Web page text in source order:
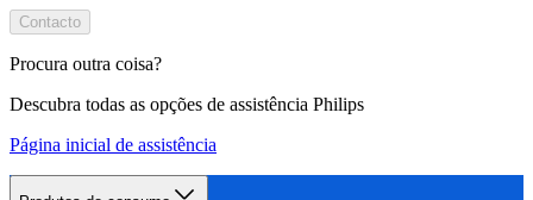
Contacto
Procura outra coisa?
Descubra todas as opções de assistência Philips
Página inicial de assistência